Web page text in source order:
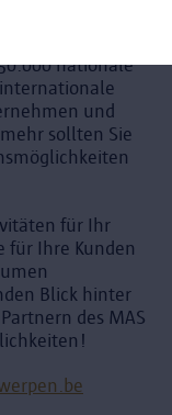
nationale
und
sollten Sie
für Ihr
für Ihre Kunden
Blick hinter
des MAS